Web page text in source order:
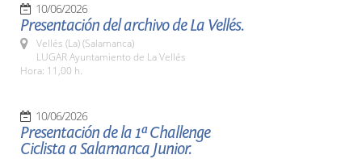
10/06/2026
Presentación del archivo de La Vellés.
Vellés (La) (Salamanca)
LUGAR Ayuntamiento de La Vellés
Hora: 11,00 h.
10/06/2026
Presentación de la 1ª Challenge
Ciclista a Salamanca Junior.